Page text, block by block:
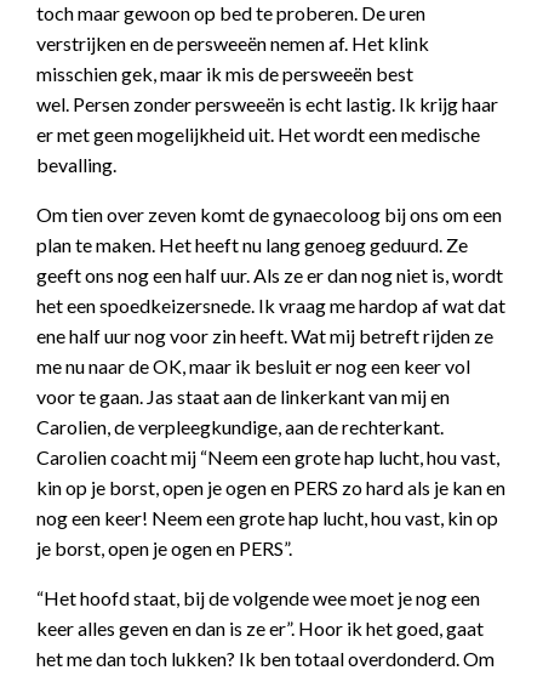
toch maar gewoon op bed te proberen. De uren
verstrijken en de persweeën nemen af. Het klink
misschien gek, maar ik mis de persweeën best
wel. Persen zonder persweeën is echt lastig. Ik krijg haar
er met geen mogelijkheid uit. Het wordt een medische
bevalling.
Om tien over zeven komt de gynaecoloog bij ons om een
plan te maken. Het heeft nu lang genoeg geduurd. Ze
geeft ons nog een half uur. Als ze er dan nog niet is, wordt
het een spoedkeizersnede. Ik vraag me hardop af wat dat
ene half uur nog voor zin heeft. Wat mij betreft rijden ze
me nu naar de OK, maar ik besluit er nog een keer vol
voor te gaan. Jas staat aan de linkerkant van mij en
Carolien, de verpleegkundige, aan de rechterkant.
Carolien coacht mij “Neem een grote hap lucht, hou vast,
kin op je borst, open je ogen en PERS zo hard als je kan en
nog een keer! Neem een grote hap lucht, hou vast, kin op
je borst, open je ogen en PERS”.
“Het hoofd staat, bij de volgende wee moet je nog een
keer alles geven en dan is ze er”. Hoor ik het goed, gaat
het me dan toch lukken? Ik ben totaal overdonderd. Om